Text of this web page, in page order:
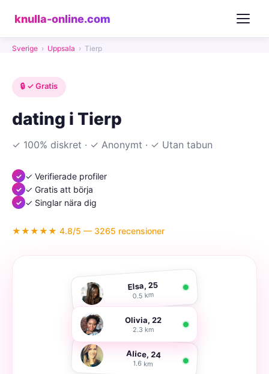
knulla-online.com
Sverige › Uppsala › Tierp
🔒 ✓ Gratis
dating i Tierp
✓ 100% diskret · ✓ Anonymt · ✓ Utan tabun
✓ Verifierade profiler
✓ Gratis att börja
✓ Singlar nära dig
★★★★★ 4.8/5 — 3265 recensioner
Elsa, 25
0.5 km
Olivia, 22
2.3 km
Alice, 24
1.6 km